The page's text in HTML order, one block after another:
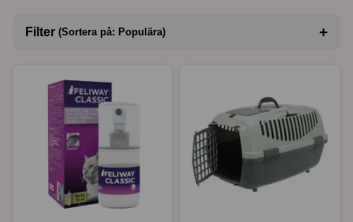
Filter (Sortera på: Populära) +
Varumärke
I lager